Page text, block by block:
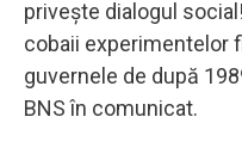
priveşte dialogul
cobaii experimentelor
guvernele de după
BNS în comunicat.